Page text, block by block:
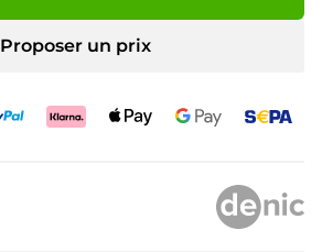
Proposer un prix